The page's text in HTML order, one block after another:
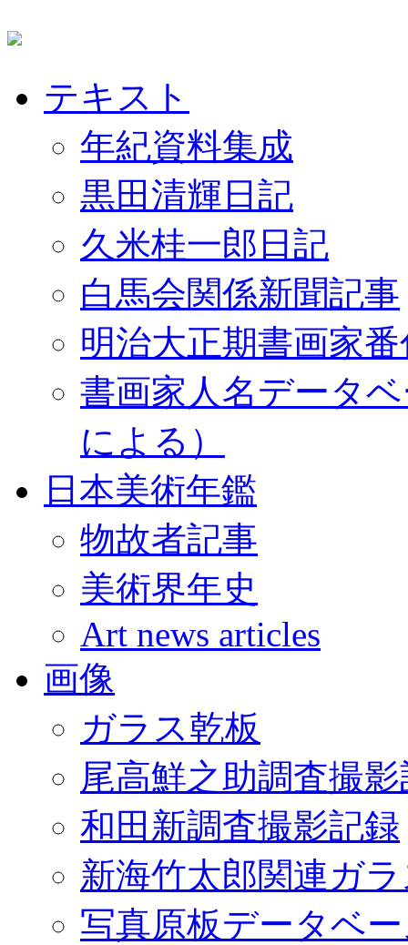
テキスト
年紀資料集成
黒田清輝日記
久米桂一郎日記
白馬会関係新聞記事
明治大正期書画家
書画家人名データ
による）
日本美術年鑑
物故者記事
美術界年史
Art news articles
画像
ガラス乾板
尾高鮮之助調査撮
和田新調査撮影記録
新海竹太郎関連ガ
写真原板データベ